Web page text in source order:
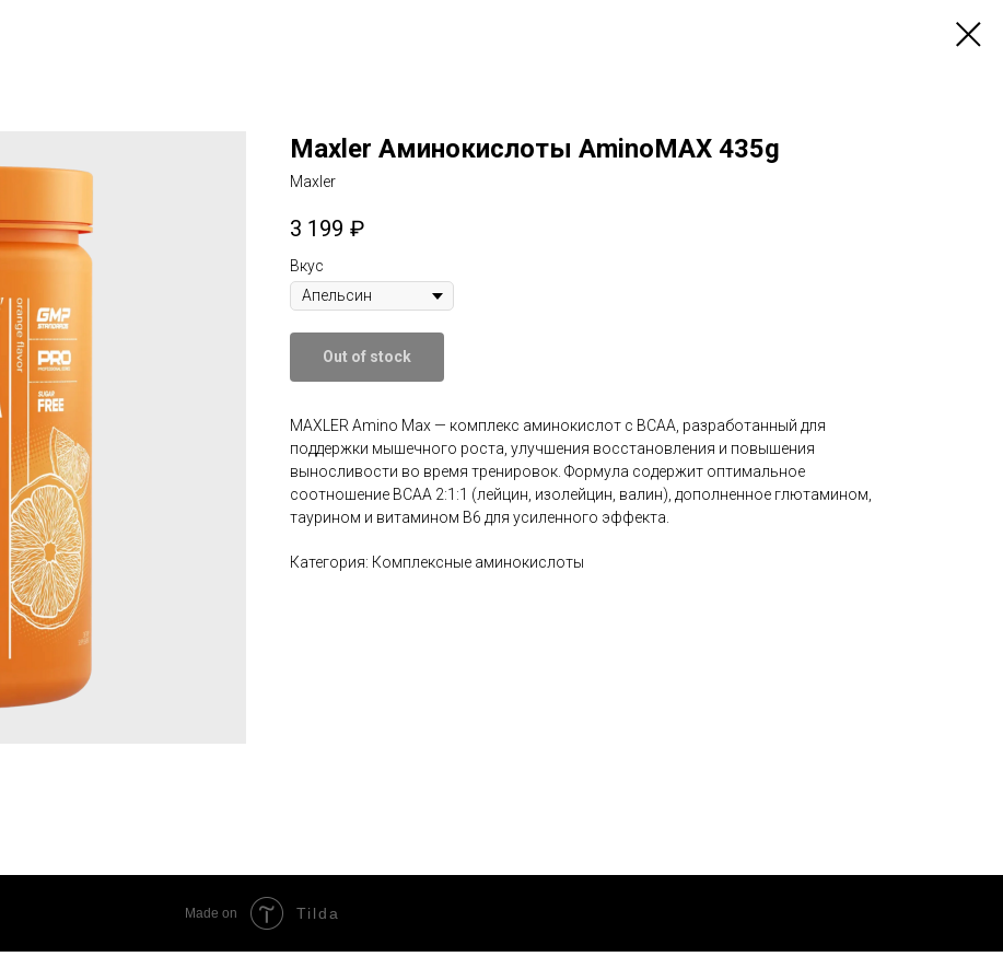
Maxler Аминокислоты AminoMAX 435g
Maxler
3 199 ₽
Вкус
Out of stock
MAXLER Amino Max — комплекс аминокислот с BCAA, разработанный для
поддержки мышечного роста, улучшения восстановления и повышения
выносливости во время тренировок. Формула содержит оптимальное
соотношение BCAA 2:1:1 (лейцин, изолейцин, валин), дополненное глютамином,
таурином и витамином B6 для усиленного эффекта.
Категория: Комплексные аминокислоты
Made on Tilda